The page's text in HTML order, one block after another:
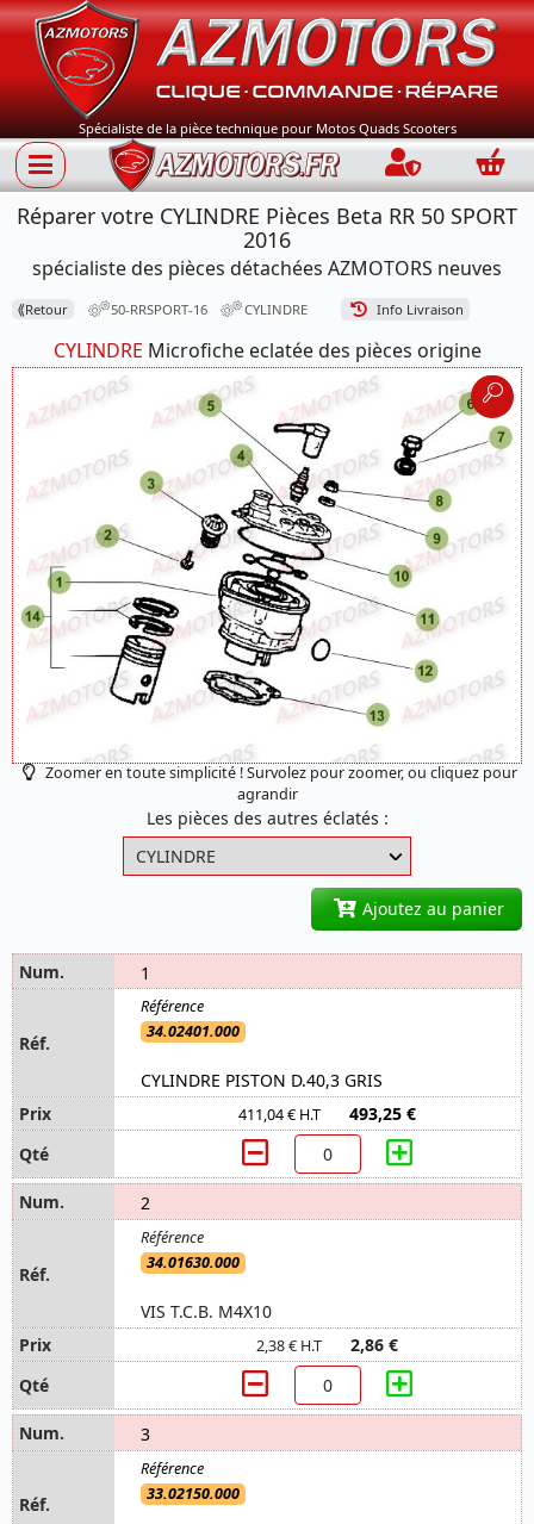
Spécialiste de la pièce technique pour Motos Quads Scooters
Connection
Réparer votre CYLINDRE Pièces Beta RR 50 SPORT
2016
spécialiste des pièces détachées AZMOTORS neuves
⟪Retour 50-RRSPORT-16 CYLINDRE Info Livraison
CYLINDRE Microfiche eclatée des pièces origine
Zoomer en toute simplicité ! Survolez pour zoomer, ou cliquez pour
agrandir
Les pièces des autres éclatés :
Ajoutez au panier
1
34.02401.000
CYLINDRE PISTON D.40,3 GRIS
411,04 € H.T 493,25 €
2
34.01630.000
VIS T.C.B. M4X10
2,38 € H.T 2,86 €
3
33.02150.000